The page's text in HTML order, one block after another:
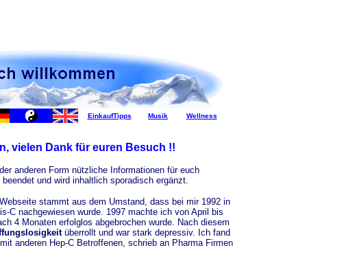
EinkaufTipps Musik Wellness
vielen Dank für euren Besuch !!
anderen Form nützliche Informationen für euch
und wird inhaltlich sporadisch ergänzt.
stammt aus dem Umstand, dass bei mir 1992 in
C nachgewiesen wurde. 1997 machte ich von April bis
4 Monaten erfolglos abgebrochen wurde. Nach diesem
überrollt und war stark depressiv. Ich fand
anderen Hep-C Betroffenen, schrieb an Pharma Firmen